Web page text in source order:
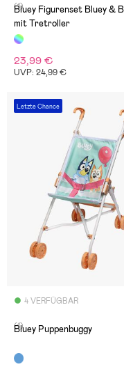
(1)
Bluey Figurenset Bluey &
mit Tretroller
23,99 €
UVP: 24,99 €
Letzte Chance
4 VERFÜGBAR
(1)
Bluey Puppenbuggy